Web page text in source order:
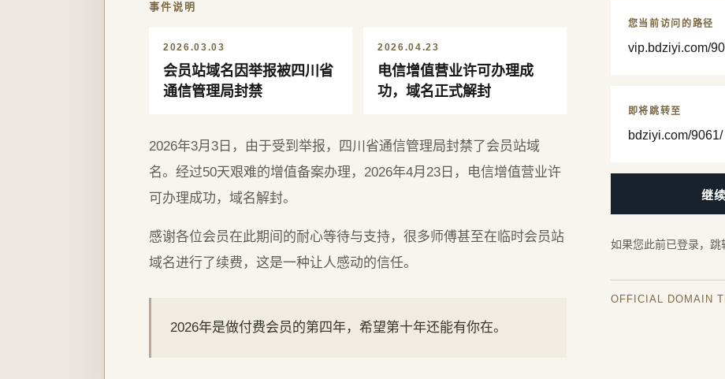
事件说明
2026.03.03
会员站域名因举报被四川省
通信管理局封禁
2026.04.23
电信增值营业许可办理成
功，域名正式解封
2026年3月3日，由于受到举报，四川省通信管理局封禁了会员站域
名。经过50天艰难的增值备案办理，2026年4月23日，电信增值营业许
可办理成功，域名解封。
感谢各位会员在此期间的耐心等待与支持，很多师傅甚至在临时会员站
域名进行了续费，这是一种让人感动的信任。
2026年是做付费会员的第四年，希望第十年还能有你在。
您当前访问的路径
vip.bdziyi.com/
即将跳转至
bdziyi.com/9061/
继
如果您此前已登录，跳
OFFICIAL DOMAIN